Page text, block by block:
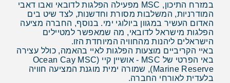
במזרח התיכון, MSC מפעילה הפלגות לדובאי ואבו דאבי
המודרניות, המשלבות מסורת וחדשנות, לצד שיט בים
האדום העשיר במגוון ביולוגי ימי. בנוסף, החברה מציעה
הפלגות מישראל לדובאי, מה שמאפשר למטיילים
הישראלים ליהנות מהחוויה המיוחדת הזו.
באיי הקריביים מוצעות הפלגות לאיי בהאמה, כולל עצירה
באי הפרטי של MSC - אושיין קיי (Ocean Cay MSC
Marine Reserve), שמורה ימית מוגנת המציעה חוויה
בלעדית לאורחי החברה.